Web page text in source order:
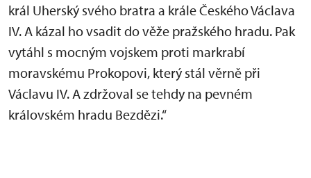
král Uherský svého bratra a krále Českého Václava
IV. A kázal ho vsadit do věže pražského hradu. Pak
vytáhl s mocným vojskem proti markrabí
moravskému Prokopovi, který stál věrně při
Václavu IV. A zdržoval se tehdy na pevném
královském hradu Bezdězi.“